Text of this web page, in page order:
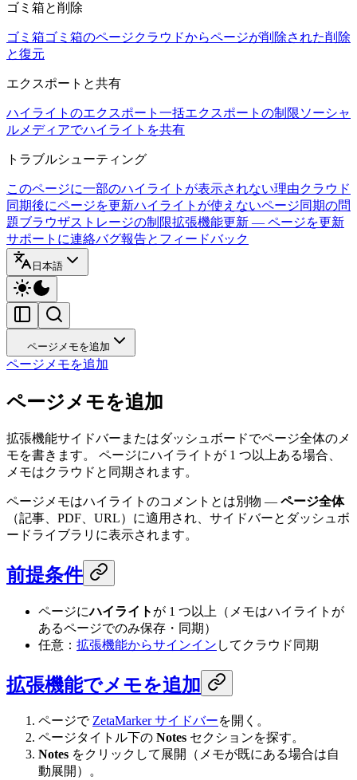
ゴミ箱と削除
ゴミ箱ゴミ箱のページクラウドからページが削除された削除
と復元
エクスポートと共有
ハイライトのエクスポート 一括エクスポートの制限ソーシャ
ルメディアでハイライトを共有
トラブルシューティング
このページに一部のハイライトが表示されない理由クラウド
同期後にページを更新ハイライトが使えないページ同期の問
題ブラウザストレージの制限拡張機能更新 — ページを更新
サポートに連絡バグ報告とフィードバック
日本語
ページメモを追加
ページメモを追加
ページメモを追加
拡張機能サイドバーまたはダッシュボードでページ全体のメ
モを書きます。 ページにハイライトが 1 つ以上ある場合、
メモはクラウドと同期されます。
ページメモはハイライトのコメントとは別物 — ページ全体
（記事、PDF、URL）に適用され、サイドバーとダッシュボ
ードライブラリに表示されます。
前提条件
ページにハイライト が 1 つ以上（メモはハイライトが
あるページでのみ保存・同期）
任意： 拡張機能からサインイン してクラウド同期
拡張機能でメモを追加
ページでZetaMarker サイドバーを開く。
ページタイトル下の Notes セクションを探す。
Notes をクリックして展開（メモが既にある場合は自
動展開）。